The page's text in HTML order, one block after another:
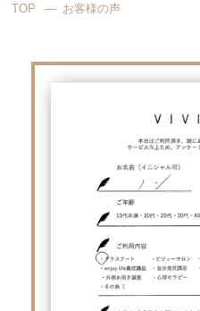
TOP お客様の声